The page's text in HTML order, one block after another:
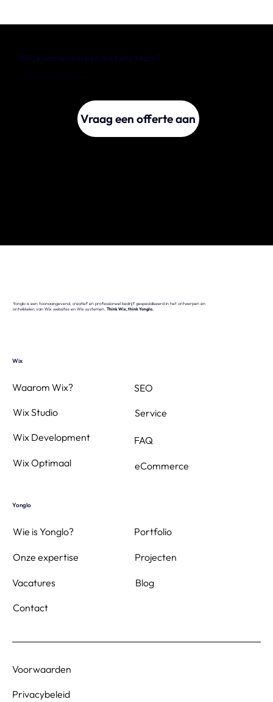
Wil je samenwerken met ons team?
We staan klaar om je te helpen!
Vraag een offerte aan
Yonglo is een toonaangevend, creatief en professioneel bedrijf gespecialiseerd in het ontwerpen en
ontwikkelen van Wix websites en Wix systemen. Think Wix, think Yonglo.
Wix
Waarom Wix?
Wix Studio
Wix Development
Wix Optimaal
SEO
eCommerce
Service
FAQ
Yonglo
Wie is Yonglo?
Onze expertise
Vacatures
Contact
Portfolio
Projecten
Blog
Voorwaarden
Privacybeleid